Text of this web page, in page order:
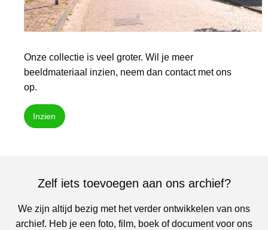
Onze collectie is veel groter. Wil je meer
beeldmateriaal inzien, neem dan contact met ons
op.
Inzien
Zelf iets toevoegen aan ons archief?
We zijn altijd bezig met het verder ontwikkelen van ons
archief. Heb je een foto, film, boek of document voor ons